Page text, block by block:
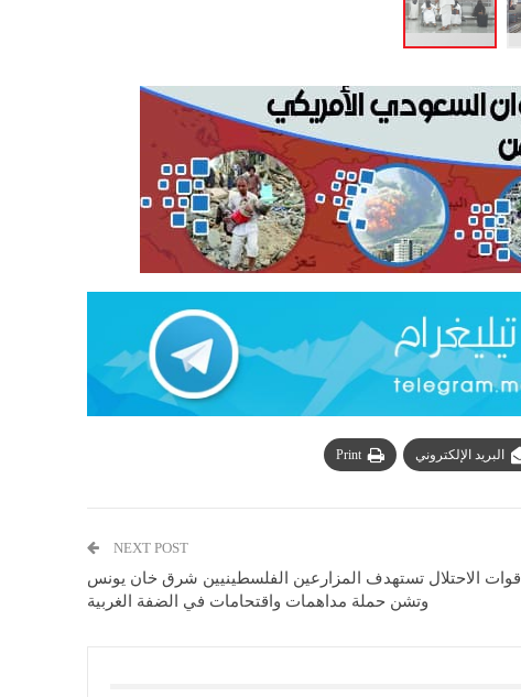
البريد الإلكتروني Print
NEXT POST
قوات الاحتلال تستهدف المزارعين الفلسطينيين شرق خان يونس
وتشن حملة مداهمات واقتحامات في الضفة الغربية